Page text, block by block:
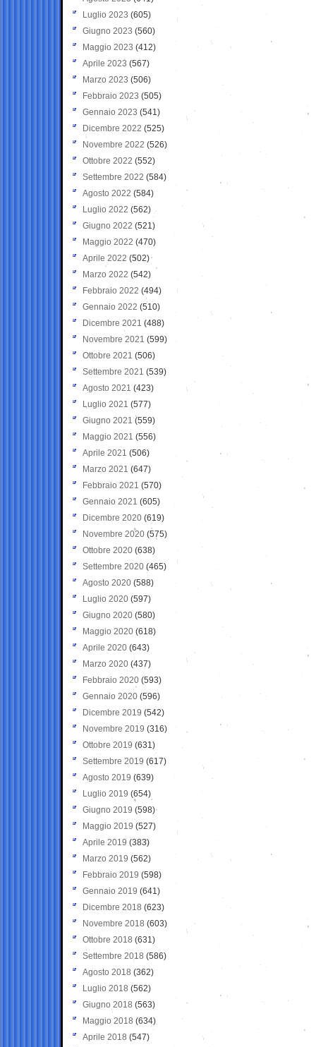
Luglio 2023 (605)
Giugno 2023 (560)
Maggio 2023 (412)
Aprile 2023 (567)
Marzo 2023 (506)
Febbraio 2023 (505)
Gennaio 2023 (541)
Dicembre 2022 (525)
Novembre 2022 (526)
Ottobre 2022 (552)
Settembre 2022 (584)
Agosto 2022 (584)
Luglio 2022 (562)
Giugno 2022 (521)
Maggio 2022 (470)
Aprile 2022 (502)
Marzo 2022 (542)
Febbraio 2022 (494)
Gennaio 2022 (510)
Dicembre 2021 (488)
Novembre 2021 (599)
Ottobre 2021 (506)
Settembre 2021 (539)
Agosto 2021 (423)
Luglio 2021 (577)
Giugno 2021(559)
Maggio 2021 (556)
Aprile 2021 (506)
Marzo 2021 (647)
Febbraio 2021 (570)
Gennaio 2021 (605)
Dicembre 2020 (619)
Novembre 2020 (575)
Ottobre 2020 (638)
Settembre 2020(465)
Agosto 2020 (588)
Luglio 2020 (597)
Giugno 2020 (580)
Maggio 2020 (618)
Aprile 2020 (643)
Marzo 2020 (437)
Febbraio 2020 (593)
Gennaio 2020 (596)
Dicembre 2019 (542)
Novembre 2019 (316)
Ottobre 2019 (631)
Settembre 2019 (617)
Agosto 2019 (639)
Luglio 2019 (654)
Giugno 2019 (598)
Maggio 2019 (527)
Aprile 2019 (383)
Marzo 2019 (562)
Febbraio 2019 (598)
Gennaio 2019 (641)
Dicembre 2018 (623)
Novembre 2018 (603)
Ottobre 2018 (631)
Settembre 2018 (586)
Agosto 2018 (362)
Luglio 2018 (562)
Giugno 2018 (563)
Maggio 2018 (634)
Aprile 2018 (547)